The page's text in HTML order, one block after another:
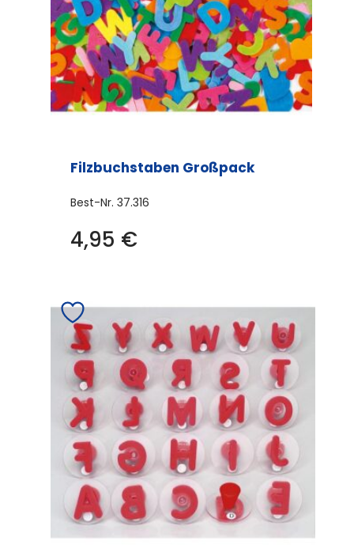
Filzbuchstaben Großpack
Best-Nr. 37.316
4,95 €